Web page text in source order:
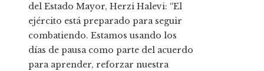
del Estado Mayor, Herzi Halevi: “El
ejército está preparado para seguir
combatiendo. Estamos usando los
días de pausa como parte del acuerdo
para aprender, reforzar nuestra